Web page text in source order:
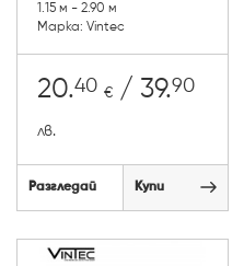
1.15 м - 2.90 м
Марка: Vintec
20.40 € / 39.90
лв.
Разгледай Купи